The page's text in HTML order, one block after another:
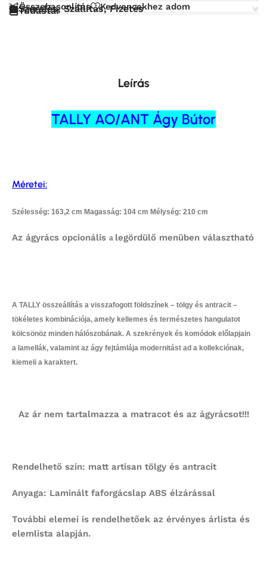
Összehasonlítás Kedvencekhez adom
Szerelés, Szállítás, Fizetés
Tudástár
Leírás
TALLY AO/ANT Ágy Bútor
Méretei:
Szélesség: 163,2 cm Magasság: 104 cm Mélység: 210 cm
Az ágyrács opcionális a legördülő menüben választható
A TALLY összeállítás a visszafogott földszínek – tölgy és antracit –
tökéletes kombinációja, amely kellemes és természetes hangulatot
kölcsönöz minden hálószobának. A szekrények és komódok előlapjain
a lamellák, valamint az ágy fejtámlája modernitást ad a kollekciónak,
kiemeli a karaktert.
Az ár nem tartalmazza a matracot és az ágyrácsot!!!
Rendelhető szín: matt artisan tölgy és antracit
Anyaga: Laminált faforgácslap ABS élzárással
További elemei is rendelhetőek az érvényes árlista és
elemlista alapján.